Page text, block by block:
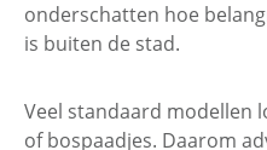
onderschatten hoe
is buiten de stad.
Veel standaard modellen
of bospaadjes. Daarom